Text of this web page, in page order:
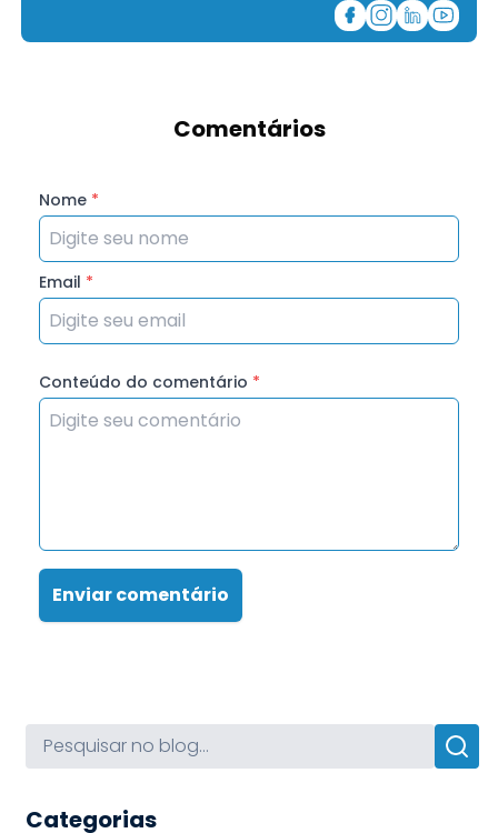
Comentários
Nome *
Email *
Conteúdo do comentário *
Enviar comentário
Categorias